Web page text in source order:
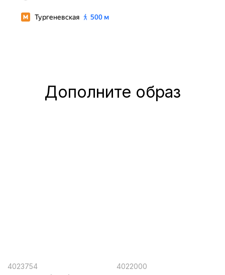
Дополните образ
4023754
4022000